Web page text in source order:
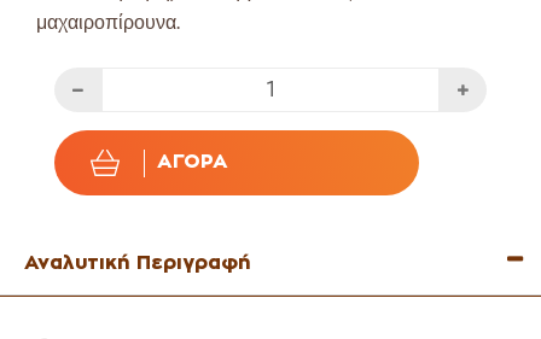
μαχαιροπίρουνα.
ΑΓΟΡΆ
Αναλυτική Περιγραφή